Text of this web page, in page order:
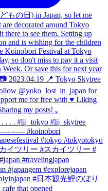
that opened